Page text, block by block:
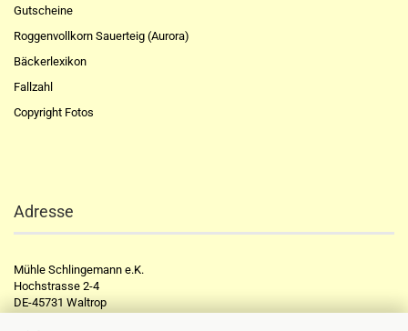
Gutscheine
Roggenvollkorn Sauerteig (Aurora)
Bäckerlexikon
Fallzahl
Copyright Fotos
Adresse
Mühle Schlingemann e.K.
Hochstrasse 2-4
DE-45731 Waltrop